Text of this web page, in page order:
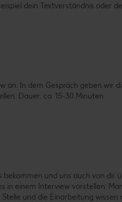
dein Textverständnis oder
an. In dem Gespräch geben wir
Dauer: ca. 15-30 Minuten
und uns auch von
in einem Interview vorstellen.
und die Einarbeitung